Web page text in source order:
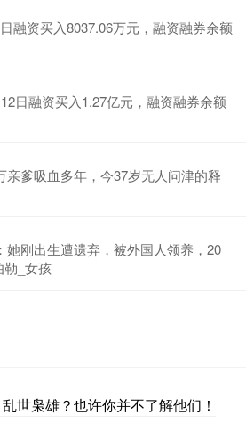
融资买入8037.06万元，融资融券余额
日融资买入1.27亿元，融资融券余额
爹吸血多年，今37岁无人问津的释
她刚出生遭遗弃，被外国人领养，20
勒_女孩
世枭雄？也许你并不了解他们！